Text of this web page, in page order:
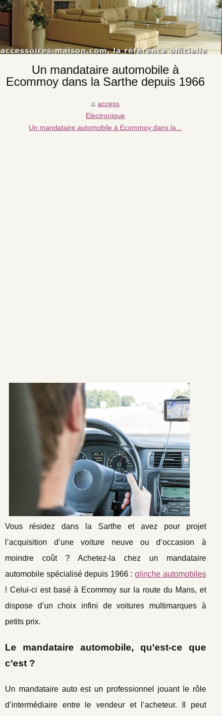
Un mandataire automobile à
Ecommoy dans la Sarthe depuis 1966
access
Electronique
Un mandataire automobile à Ecommoy dans la...
Vous résidez dans la Sarthe et avez pour projet
l’acquisition d’une voiture neuve ou d’occasion à
moindre coût ? Achetez-la chez un mandataire
automobile spécialisé depuis 1966 : glinche automobiles
! Celui-ci est basé à Ecommoy sur la route du Mans, et
dispose d’un choix infini de voitures multimarques à
petits prix.
Le mandataire automobile, qu’est-ce que
c’est ?
Un mandataire auto est un professionnel jouant le rôle
d’intermédiaire entre le vendeur et l’acheteur. Il peut